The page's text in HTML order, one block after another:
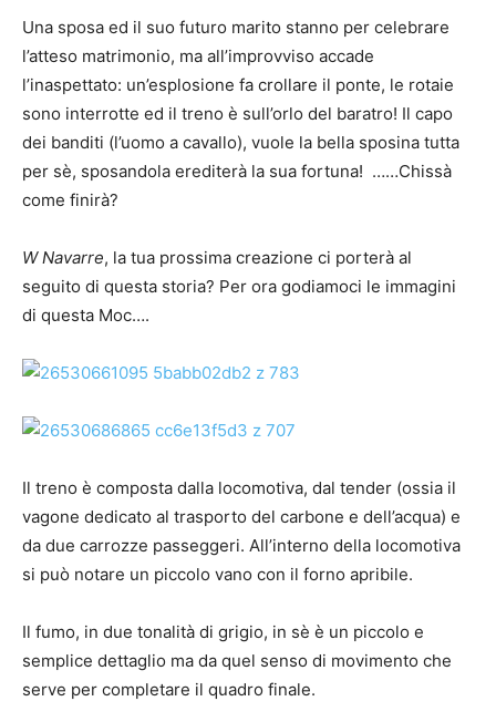
Una sposa ed il suo futuro marito stanno per celebrare
l’atteso matrimonio, ma all’improvviso accade
l’inaspettato: un’esplosione fa crollare il ponte, le rotaie
sono interrotte ed il treno è sull’orlo del baratro! Il capo
dei banditi (l’uomo a cavallo), vuole la bella sposina tutta
per sè, sposandola erediterà la sua fortuna! ……Chissà
come finirà?
W Navarre, la tua prossima creazione ci porterà al
seguito di questa storia? Per ora godiamoci le immagini
di questa Moc….
Il treno è composta dalla locomotiva, dal tender (ossia il
vagone dedicato al trasporto del carbone e dell’acqua) e
da due carrozze passeggeri. All’interno della locomotiva
si può notare un piccolo vano con il forno apribile.
Il fumo, in due tonalità di grigio, in sè è un piccolo e
semplice dettaglio ma da quel senso di movimento che
serve per completare il quadro finale.